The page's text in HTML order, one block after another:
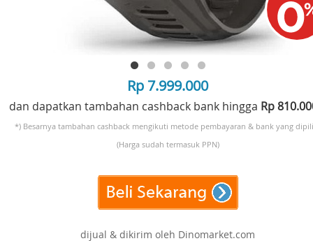
Rp 7.999.000
dan dapatkan tambahan cashback bank hingga Rp
*) Besarnya tambahan cashback mengikuti metode pembayaran & bank yang
(Harga sudah termasuk PPN)
dijual & dikirim oleh Dinomarket.com